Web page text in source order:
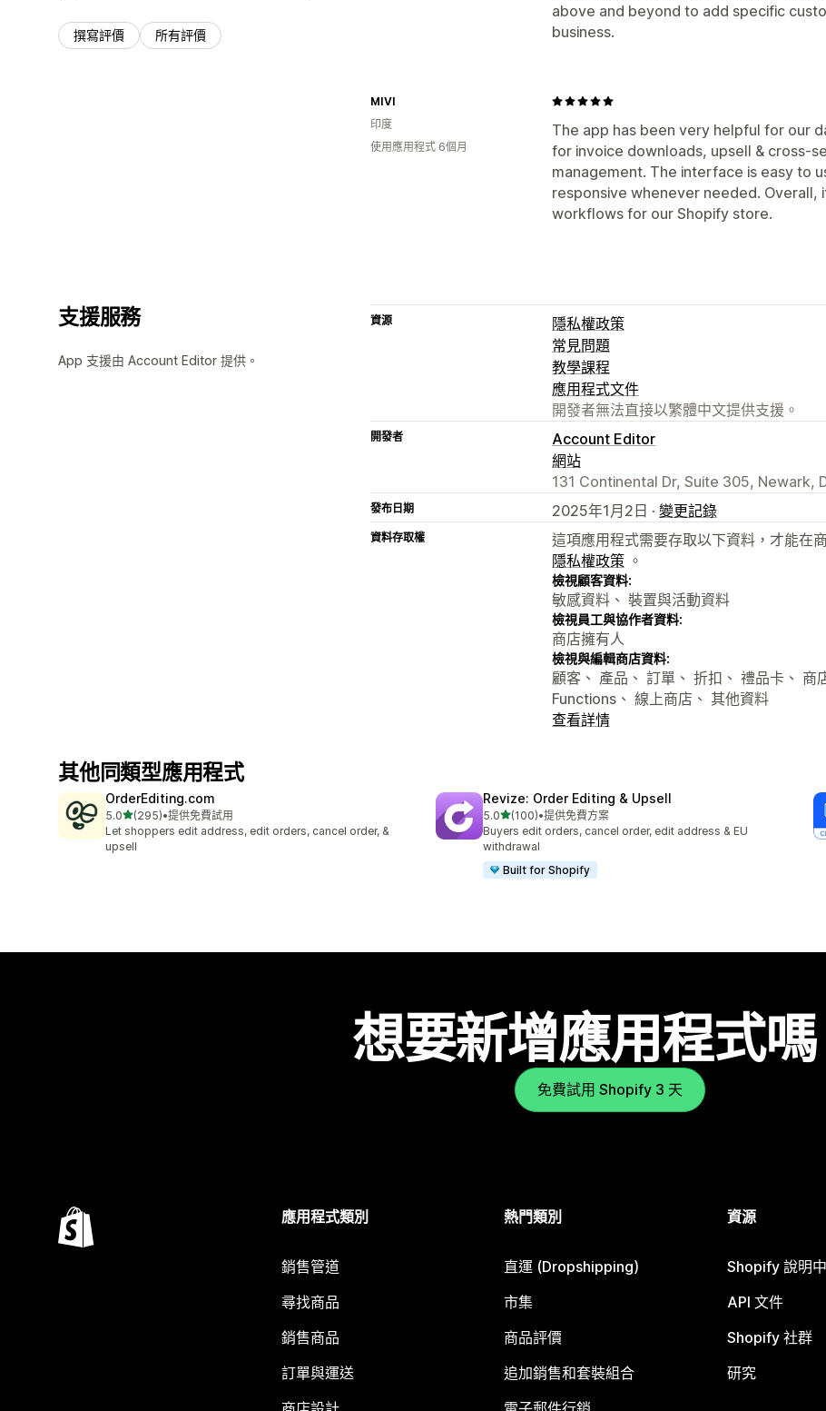
撰寫評價 所有評價
above and beyond to add specific
business.
The app has been very helpful for our
for invoice downloads, upsell & cross-
management. The interface is easy to
responsive whenever needed. Overall,
workflows for our Shopify store.
MIVI
印度
使用應用程式 6個月
支援服務
App 支援由 Account Editor 提供。
資源
隱私權政策
常見問題
教學課程
應用程式文件
開發者無法直接以繁體中文提供支援。
開發者
Account Editor
網站
131 Continental Dr, Suite 305, Newark,
發布日期 2025年1月2日 · 變更記錄
資料存取權
這項應用程式需要存取以下資料，才能在
隱私權政策 。
檢視顧客資料:
敏感資料、 裝置與活動資料
檢視員工與協作者資料:
商店擁有人
檢視與編輯商店資料:
顧客、 產品、 訂單、 折扣、 禮品卡、
Functions、 線上商店、 其他資料
查看詳情
其他同類型應用程式
OrderEditing.com
5.0滿分 5 顆星
(295)
共有 295 則評價
•提供免費試用
Let shoppers edit address, edit orders, cancel order, &
upsell
Revize: Order Editing & Upsell
5.0滿分 5 顆星
(100)
共有 100 則評價
•提供免費方案
Buyers edit orders, cancel order, edit address & EU
withdrawal
Built for Shopify
想要新增應用程式嗎
免費試用 Shopify 3 天
應用程式類別
銷售管道
尋找商品
銷售商品
訂單與運送
熱門類別
直運 (Dropshipping)
市集
商品評價
追加銷售和套裝組合
資源
Shopify 說明
API 文件
Shopify 社群
研究